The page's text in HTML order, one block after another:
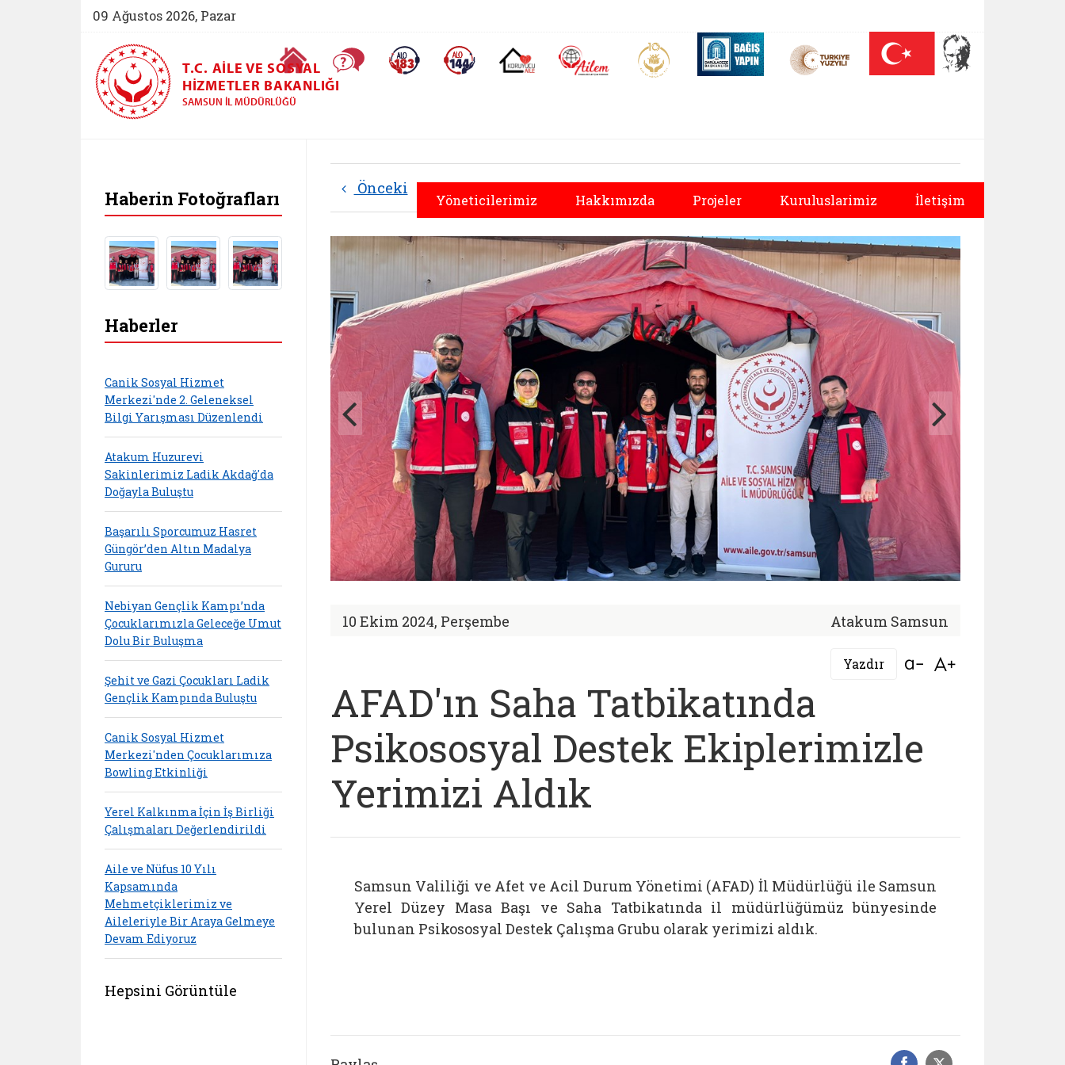
09 Ağustos 2026, Pazar
Ana Sayfa Sıkça Sorulan SorularAlo 183 (yeni sekmede açılır)Alo 144 (yeni sekmede açılır)Koruyucu Aile (yeni sekmede açılır)
AİLEM İletişim Merkezi (yeni sekmede açılır)
Aile ve Nüfus On Yılı (yeni sekmede açılır)Darülaceze bağış sayfası (yeni sekmede açılır)
T.C. AILE VE SOSYAL
HIZMETLER BAKANLIĞI
SAMSUN İL MÜDÜRLÜĞÜ
Yöneticilerimiz Hakkımızda Projeler Kuruluslarimiz İletişim
Önceki Sonraki
10 Ekim 2024, Perşembe Atakum Samsun
Yazdır Bağlantıyı aç
AFAD'ın Saha Tatbikatında
Psikososyal Destek Ekiplerimizle
Yerimizi Aldık
Samsun Valiliği ve Afet ve Acil Durum Yönetimi (AFAD) İl Müdürlüğü ile Samsun
Yerel Düzey Masa Başı ve Saha Tatbikatında il müdürlüğümüz bünyesinde
bulunan Psikososyal Destek Çalışma Grubu olarak yerimizi aldık.
Haberin Fotoğrafları
Haberler
Canik Sosyal Hizmet
Merkezi'nde 2. Geleneksel
Bilgi Yarışması Düzenlendi
Atakum Huzurevi
Sakinlerimiz Ladik Akdağ'da
Doğayla Buluştu
Başarılı Sporcumuz Hasret
Güngör’den Altın Madalya
Gururu
Nebiyan Gençlik Kampı’nda
Çocuklarımızla Geleceğe Umut
Dolu Bir Buluşma
Şehit ve Gazi Çocukları Ladik
Gençlik Kampında Buluştu
Canik Sosyal Hizmet
Merkezi'nden Çocuklarımıza
Bowling Etkinliği
Yerel Kalkınma İçin İş Birliği
Çalışmaları Değerlendirildi
Aile ve Nüfus 10 Yılı
Kapsamında
Mehmetçiklerimiz ve
Aileleriyle Bir Araya Gelmeye
Devam Ediyoruz
Hepsini Görüntüle